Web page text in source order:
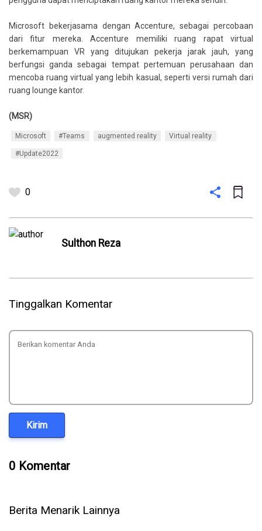
Microsoft bekerjasama dengan Accenture, sebagai percobaan
dari fitur mereka. Accenture memiliki ruang rapat virtual
berkemampuan VR yang ditujukan pekerja jarak jauh, yang
berfungsi ganda sebagai tempat pertemuan perusahaan dan
mencoba ruang virtual yang lebih kasual, seperti versi rumah dari
ruang lounge kantor.
(MSR)
Microsoft #Teams augmented reality Virtual reality
#Update2022
0
Sulthon Reza
Tinggalkan Komentar
Kirim
0 Komentar
Berita Menarik Lainnya